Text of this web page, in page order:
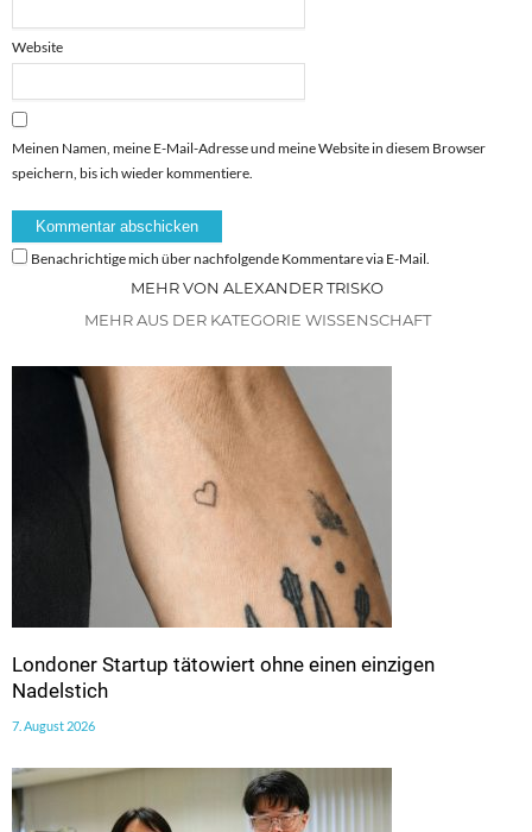
Website
Meinen Namen, meine E-Mail-Adresse und meine Website in diesem Browser
speichern, bis ich wieder kommentiere.
Benachrichtige mich über nachfolgende Kommentare via E-Mail.
MEHR VON ALEXANDER TRISKO
MEHR AUS DER KATEGORIE WISSENSCHAFT
Londoner Startup tätowiert ohne einen einzigen
Nadelstich
7. August 2026